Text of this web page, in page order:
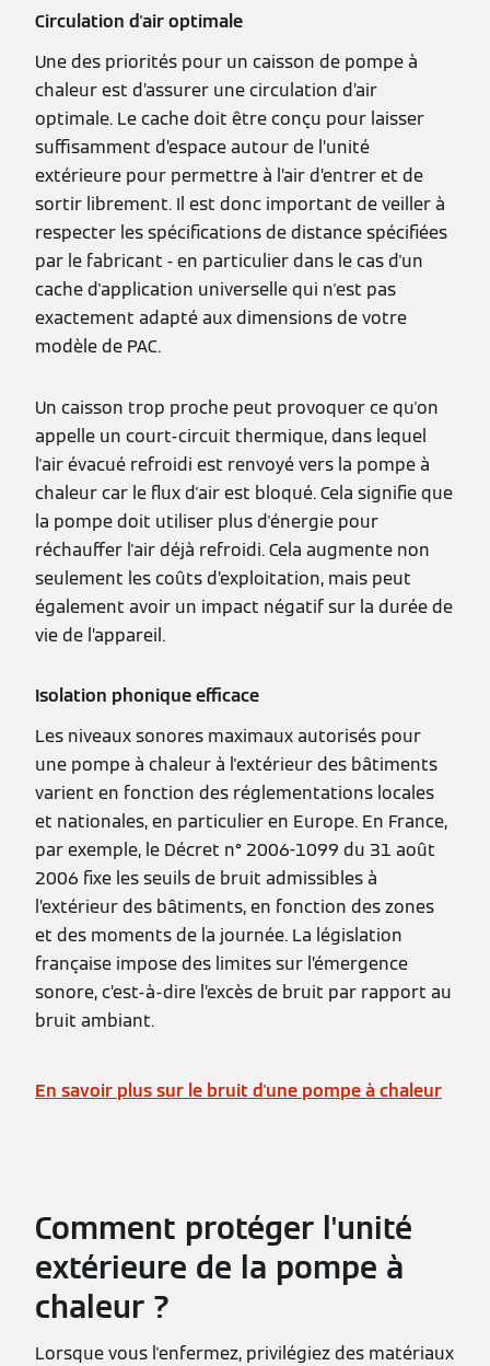
Circulation d'air optimale
Une des priorités pour un caisson de pompe à
chaleur est d’assurer une circulation d’air
optimale. Le cache doit être conçu pour laisser
suffisamment d’espace autour de l’unité
extérieure pour permettre à l’air d’entrer et de
sortir librement. Il est donc important de veiller à
respecter les spécifications de distance spécifiées
par le fabricant - en particulier dans le cas d'un
cache d'application universelle qui n'est pas
exactement adapté aux dimensions de votre
modèle de PAC.
Un caisson trop proche peut provoquer ce qu'on
appelle un court-circuit thermique, dans lequel
l'air évacué refroidi est renvoyé vers la pompe à
chaleur car le flux d'air est bloqué. Cela signifie que
la pompe doit utiliser plus d'énergie pour
réchauffer l'air déjà refroidi. Cela augmente non
seulement les coûts d’exploitation, mais peut
également avoir un impact négatif sur la durée de
vie de l’appareil.
Isolation phonique efficace
Les niveaux sonores maximaux autorisés pour
une pompe à chaleur à l'extérieur des bâtiments
varient en fonction des réglementations locales
et nationales, en particulier en Europe. En France,
par exemple, le Décret n° 2006-1099 du 31 août
2006 fixe les seuils de bruit admissibles à
l’extérieur des bâtiments, en fonction des zones
et des moments de la journée. La législation
française impose des limites sur l’émergence
sonore, c’est-à-dire l’excès de bruit par rapport au
bruit ambiant.
En savoir plus sur le bruit d'une pompe à chaleur
Comment protéger l'unité
extérieure de la pompe à
chaleur ?
Lorsque vous l'enfermez, privilégiez des matériaux